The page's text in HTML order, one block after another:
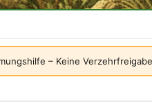
– Keine